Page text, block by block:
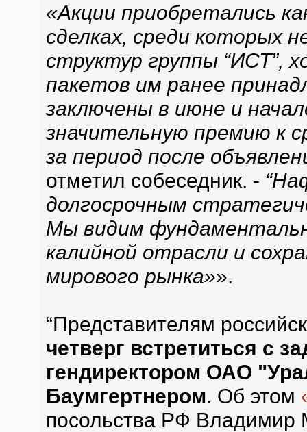
«Акции приобретались
сделках, среди которых
структур группы “ИСТ”,
пакетов им ранее
заключены в июне и
значительную премию к
за период после
отметил собеседник. -
долгосрочным
Мы видим
калийной отрасли и
мирового рынка»».
“Представителям
четверг встретиться с
гендиректором ОАО
Баумгертнером. Об этом
посольства РФ Владимир